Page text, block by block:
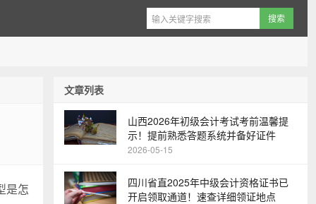
是怎
文章列表
山西2026年初级会计考试考前温馨提
示！提前熟悉答题系统并备好证件
2026-05-15
四川省直2025年中级会计资格证书已
开启领取通道！速查详细领证地点